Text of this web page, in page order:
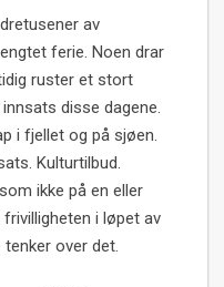
av
ferie. Noen drar
ruster et stort
disse dagene.
i fjellet og på sjøen.
Kulturtilbud.
ikke på en eller
i løpet av
tenker over det.